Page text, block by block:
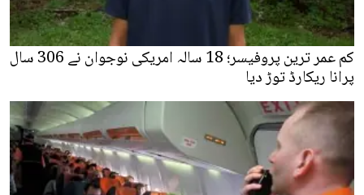
کم عمر ترین پروفیسر؛ 18 سالہ امریکی نوجوان نے 306 سال
پرانا ریکارڈ توڑ دیا